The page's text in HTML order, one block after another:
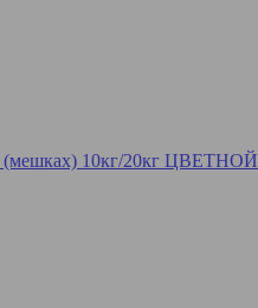
(мешках) 10кг/20кг ЦВЕТНОЙ